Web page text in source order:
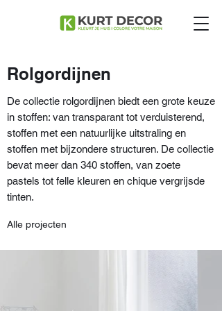
Rolgordijnen
De collectie rolgordijnen biedt een grote keuze
in stoffen: van transparant tot verduisterend,
stoffen met een natuurlijke uitstraling en
stoffen met bijzondere structuren. De collectie
bevat meer dan 340 stoffen, van zoete
pastels tot felle kleuren en chique vergrijsde
tinten.
Alle projecten